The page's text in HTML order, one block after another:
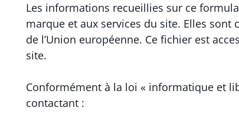
Les informations recueillies sur ce
marque et aux services du site. Elles
de l’Union européenne. Ce fichier est
site.
Conformément à la loi « informatique et
contactant :